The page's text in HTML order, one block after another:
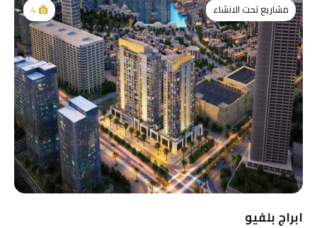
مشاريع تحت الانشاء 4
ابراج بلفيو